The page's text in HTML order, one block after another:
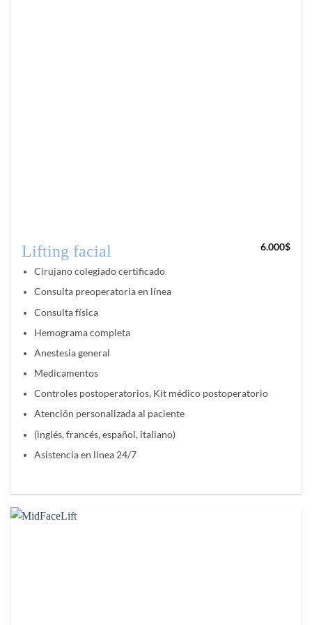
Lifting facial 6.000$
Cirujano colegiado certificado
Consulta preoperatoria en línea
Consulta física
Hemograma completa
Anestesia general
Medicamentos
Controles postoperatorios, Kit médico postoperatorio
Atención personalizada al paciente
(inglés, francés, español, italiano)
Asistencia en línea 24/7